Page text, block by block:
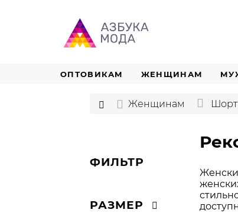
ОПТОВИКАМ ЖЕНЩИНАМ
Женщинам
ФИЛЬТР
РАЗМЕР